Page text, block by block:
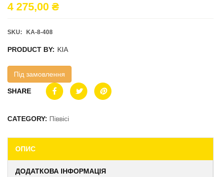
4 275,00 ₴
SKU: KA-8-408
PRODUCT BY: KIA
Під замовлення
SHARE
CATEGORY: Піввісі
ОПИС
ДОДАТКОВА ІНФОРМАЦІЯ